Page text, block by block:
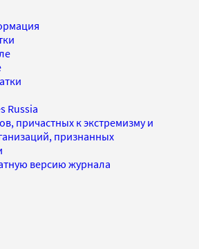
Russia
причастных к экстремизму и
признанных
версию журнала